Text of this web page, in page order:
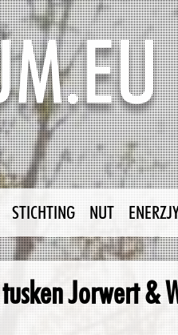
STICHTING NUT
Jorwert &